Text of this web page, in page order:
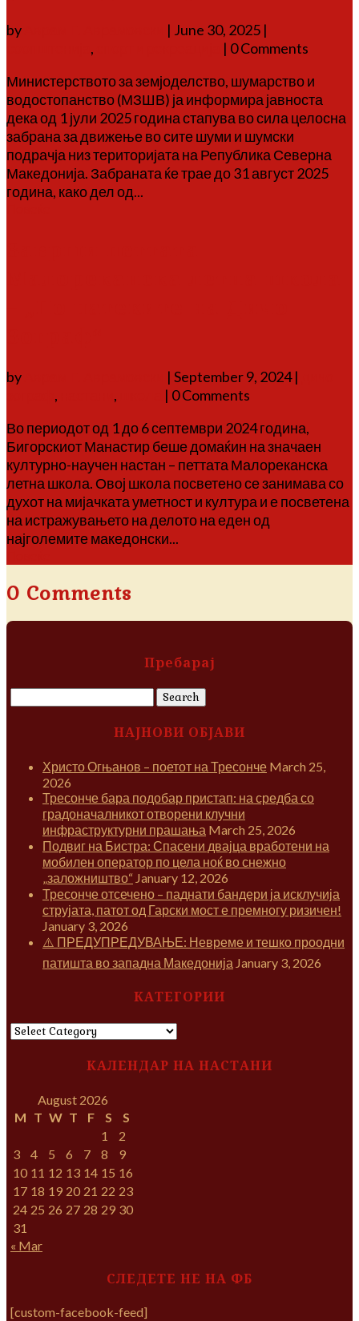
by | June 30, 2025 |
,
| 0 Comments
Министерството за земјоделство, шумарство и
водостопанство (МЗШВ) ја информира јавноста
дека од 1 јули 2025 година стапува во сила целосна
забрана за движење во сите шуми и шумски
подрачја низ територијата на Република Северна
Македонија. Забраната ќе трае до 31 август 2025
година, како дел од...
by | September 9, 2024|
, ,
| 0 Comments
Во периодот од 1 до 6 септември 2024 година,
Бигорскиот Манастир беше домаќин на значаен
културно-научен настан – петтата Малореканска
летна школа. Овој школа посветено се занимава со
духот на мијачката уметност и култура и е посветена
на истражувањето на делото на еден од
најголемите македонски...
0 Comments
Пребарај
for:
НАЈНОВИ ОБЈАВИ
Христо Огњанов – поетот на Тресонче March 25,
2026
Тресонче бара подобар пристап: на средба со
градоначалникот отворени клучни
инфраструктурни прашања March 25, 2026
Подвиг на Бистра: Спасени двајца вработени на
мобилен оператор по цела ноќ во снежно
„заложништво“ January 12, 2026
Тресонче отсечено – паднати бандери ја исклучија
струјата, патот од Гарски мост е премногу ризичен!
January 3, 2026
⚠️ ПРЕДУПРЕДУВАЊЕ: Невреме и тешко проодни
патишта во западна Македонија January 3, 2026
КАТЕГОРИИ
КАТЕГОРИИ
КАЛЕНДАР НА НАСТАНИ
August 2026
M T W T F S
S
1
2
3
4 5 6 7 8
9
10 11 12 13 14 15 16
17 18 19 20 21 22 23
24 25 26 27 28 29 30
31
« Mar
СЛЕДЕТЕ НЕ НА ФБ
[custom-facebook-feed]